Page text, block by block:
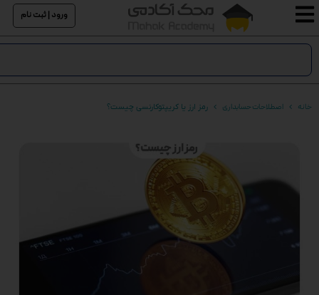
ورود | ثبت نام
خانه اصطلاحات حسابداری رمز ارز یا کریپتوکارنسی چیست؟